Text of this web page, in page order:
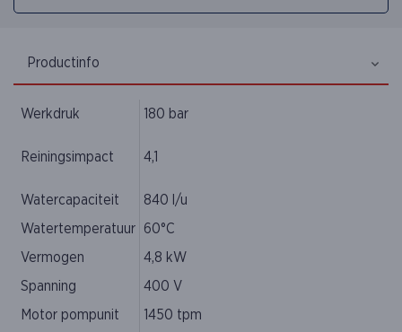
Productinfo
Werkdruk 180 bar
Reiningsimpact 4,1
Watercapaciteit
840 l/u
Watertemperatuur
60°C
Vermogen
4,8 kW
Spanning
400 V
Motor pompunit
1450 tpm